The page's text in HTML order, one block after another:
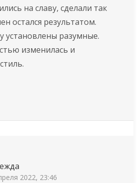
на славу, сделали так
остался результатом.
установлены разумные.
изменилась и
2022, 23:46